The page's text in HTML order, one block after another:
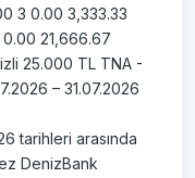
3 0.00 3,333.33
0.00 21,666.67
25.000 TL TNA -
– 31.07.2026
tarihleri arasında
DenizBank